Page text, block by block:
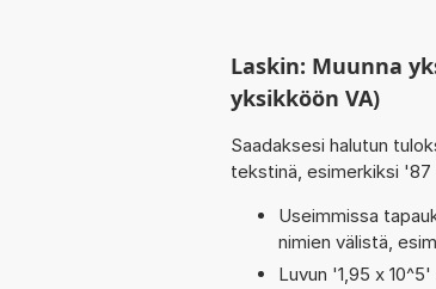
Laskin: Muunna
yksikköön VA)
Saadaksesi halutun
tekstinä, esimerkiksi '87
Useimmissa
nimien välistä,
Luvun '1,95 x